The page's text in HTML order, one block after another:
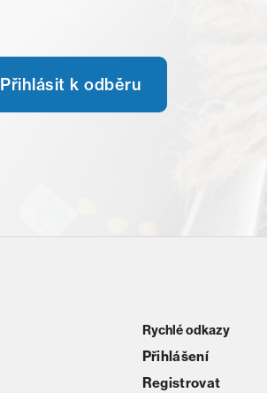
Přihlásit k odběru
Rychlé odkazy
Přihlášení
Registrovat